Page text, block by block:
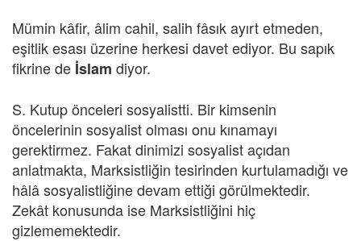
Mümin kâfir, âlim cahil, salih fâsık ayırt etmeden,
eşitlik esası üzerine herkesi davet ediyor. Bu sapık
fikrine de İslam diyor.
S. Kutup önceleri sosyalistti. Bir kimsenin
öncelerinin sosyalist olması onu kınamayı
gerektirmez. Fakat dinimizi sosyalist açıdan
anlatmakta, Marksistliğin tesirinden kurtulamadığı ve
hâlâ sosyalistliğine devam ettiği görülmektedir.
Zekât konusunda ise Marksistliğini hiç
gizlememektedir.